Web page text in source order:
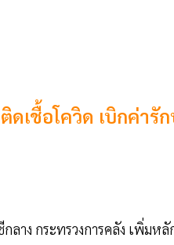
ดเชื้อโควิด เบิกค่ารั
าง กระทรวงการคลัง เพิ่มห